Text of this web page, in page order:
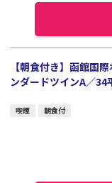
【朝食付き】函館国
ンダードツインA／
喫煙 朝食付